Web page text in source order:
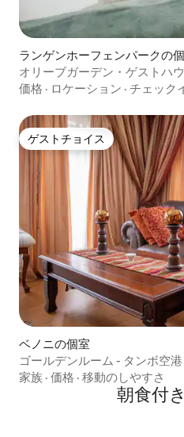
ランゲンホーフェンパークの
オリーブガーデン・ゲストハ
価格 · ロケーション · チェック
ゲストチョイス
ゲストチョイス
ベノニの個室
ゴールデンルーム - タンボ空
家族 · 価格 · 移動のしやすさ
朝食付